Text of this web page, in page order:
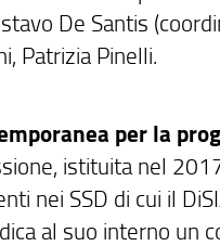
De Santis
Patrizia Pinelli.
per la
istituita nel
nei SSD di cui il
al suo interno un